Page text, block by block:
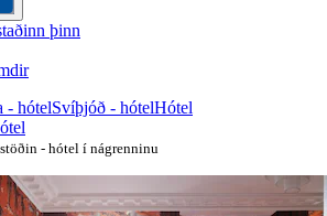
þinn
- hótelSvíþjóð - hótelHótel
- hótel í nágrenninu